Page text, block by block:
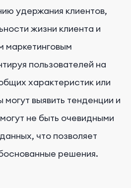
удержания клиентов,
жизни клиента и
маркетинговым
пользователей на
характеристик или
выявить тенденции и
не быть очевидными
что позволяет
решения.